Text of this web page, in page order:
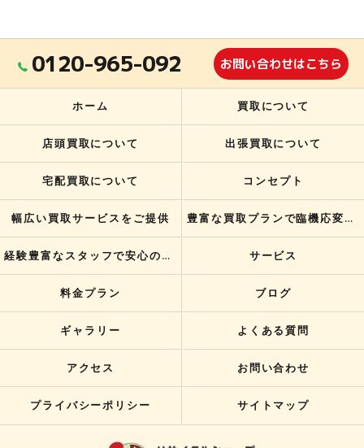
0120-965-092 お問い合わせはこちら
ホーム 買取について
店頭買取について 出張買取について
宅配買取について コンセプト
幅広い買取サービスをご提供 豊富な買取プランで臨機応変に対応
経験豊富なスタッフで安心の買取サービスをご提供 サービス
料金プラン ブログ
ギャラリー よくある質問
アクセス お問い合わせ
プライバシーポリシー サイトマップ